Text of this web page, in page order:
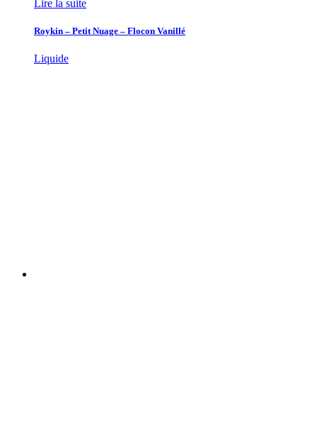
Lire la suite
Roykin – Petit Nuage – Flocon Vanillé
Liquide